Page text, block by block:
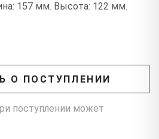
157 мм. Высота: 122 мм.
О ПОСТУПЛЕНИИ
поступлении может